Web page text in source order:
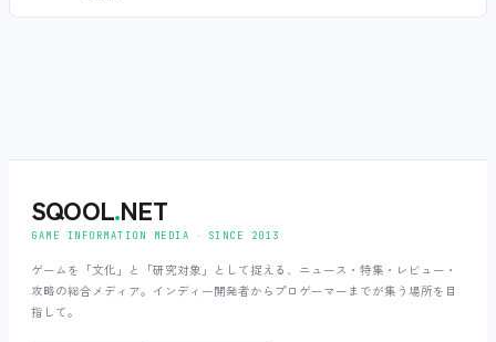
SQOOL.NET
GAME INFORMATION MEDIA ‧ SINCE 2013
ゲームを「文化」と「研究対象」として捉える、ニュース・特集・レビュー・
攻略の総合メディア。インディー開発者からプロゲーマーまでが集う場所を目
指して。